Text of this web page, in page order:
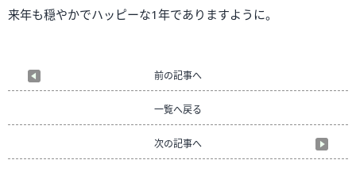
来年も穏やかでハッピーな1年でありますように。
前の記事へ
一覧へ戻る
次の記事へ